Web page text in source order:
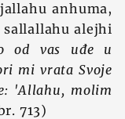
anhuma,
sallallahu alejhi
od vas uđe u
mi vrata Svoje
'Allahu, molim
713)